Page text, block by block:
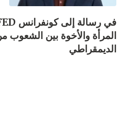
المرأة والأخوة بين الشعوب
الديمقراطي